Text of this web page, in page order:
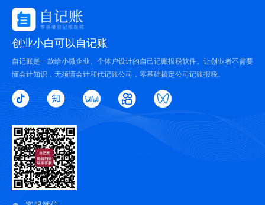
创业小白可以自记账
自记账是一款给小微企业、个体户设计的自己记账报税软件。让创业者不需要
懂会计知识，无须请会计和代记账公司，零基础搞定公司记账报税。